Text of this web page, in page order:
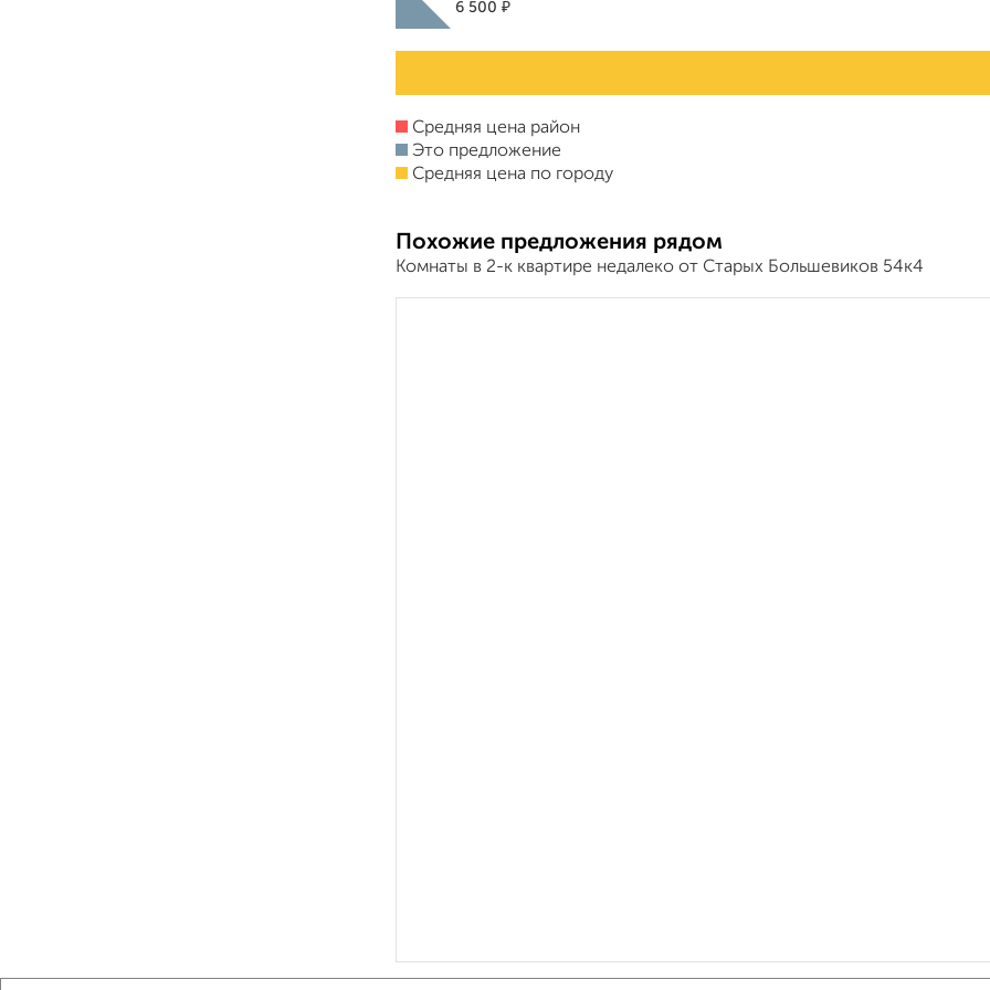
6 500 ₽
Средняя цена район
Это предложение
Средняя цена по городу
Похожие предложения рядом
Комнаты в 2-к квартире недалеко от Старых Большевиков 54к4